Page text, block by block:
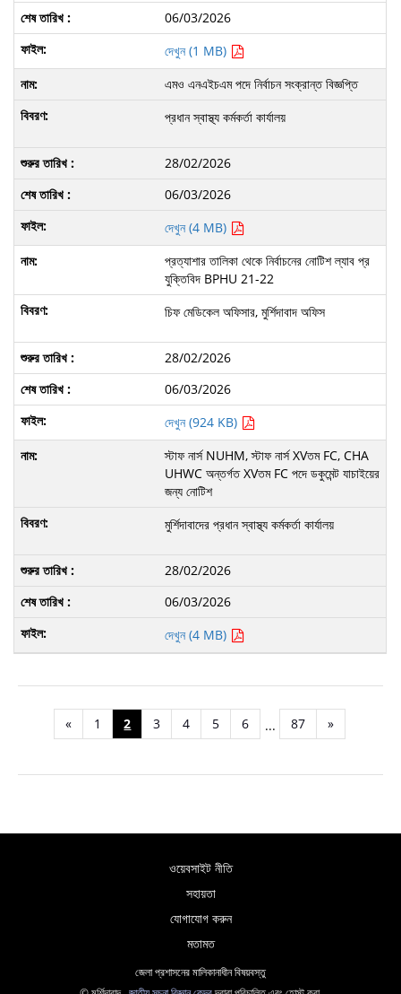
06/03/2026
দেখুন (1 MB)
এমও এনএইচএম পদে নির্বাচন সংক্রান্ত বিজ্ঞপ্তি
প্রধান স্বাস্থ্য কর্মকর্তা কার্যালয়
28/02/2026
06/03/2026
দেখুন (4 MB)
প্রত্যাশার তালিকা থেকে নির্বাচনের নোটিশ ল্যাব প্র
যুক্তিবিদ BPHU 21-22
চিফ মেডিকেল অফিসার, মুর্শিদাবাদ অফিস
28/02/2026
06/03/2026
দেখুন (924 KB)
স্টাফ নার্স NUHM, স্টাফ নার্স XVতম FC, CHA
UHWC অন্তর্গত XVতম FC পদে ডকুমেন্ট যাচাইয়ের
জন্য নোটিশ
মুর্শিদাবাদের প্রধান স্বাস্থ্য কর্মকর্তা কার্যালয়
28/02/2026
06/03/2026
দেখুন (4 MB)
« 1 2 3 4 5 6 ... 87 »
ওয়েবসাইট নীতি
সহায়তা
যোগাযোগ করুন
মতামত
জেলা প্রশাসনের মালিকানাধীন বিষয়বস্তু